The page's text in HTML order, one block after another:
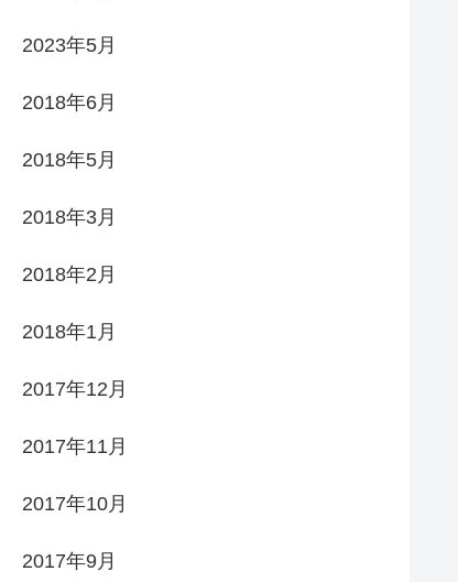
2023年5月
2018年6月
2018年5月
2018年3月
2018年2月
2018年1月
2017年12月
2017年11月
2017年10月
2017年9月